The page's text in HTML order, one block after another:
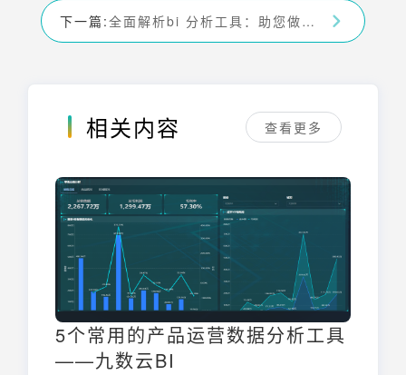
下一篇: 全面解析bi 分析工具：助您做出更明智的商业决策
相关内容 查看更多
5个常用的产品运营数据分析工具
——九数云BI